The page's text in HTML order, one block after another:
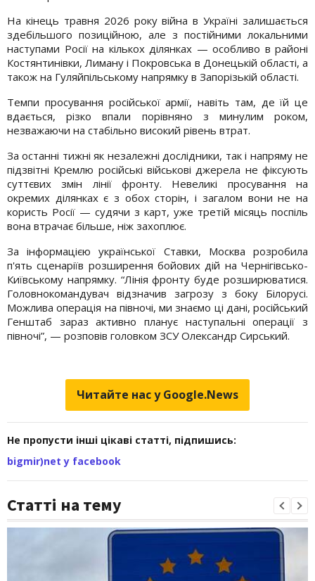
На кінець травня 2026 року війна в Україні залишається
здебільшого позиційною, але з постійними локальними
наступами Росії на кількох ділянках — особливо в районі
Костянтинівки, Лиману і Покровська в Донецькій області, а
також на Гуляйпільському напрямку в Запорізькій області.
Темпи просування російської армії, навіть там, де їй це
вдається, різко впали порівняно з минулим роком,
незважаючи на стабільно високий рівень втрат.
За останні тижні як незалежні дослідники, так і напряму не
підзвітні Кремлю російські військові джерела не фіксують
суттєвих змін лінії фронту. Невеликі просування на
окремих ділянках є з обох сторін, і загалом вони не на
користь Росії — судячи з карт, уже третій місяць поспіль
вона втрачає більше, ніж захоплює.
За інформацією української Ставки, Москва розробила
п'ять сценаріїв розширення бойових дій на Чернігівсько-
Київському напрямку. “Лінія фронту буде розширюватися.
Головнокомандувач відзначив загрозу з боку Білорусі.
Можлива операція на півночі, ми знаємо ці дані, російський
Генштаб зараз активно планує наступальні операції з
півночі”, — розповів головком ЗСУ Олександр Сирський.
Читайте нас у Google.News
Не пропусти інші цікаві статті, підпишись:
bigmir)net у facebook
Статті на тему